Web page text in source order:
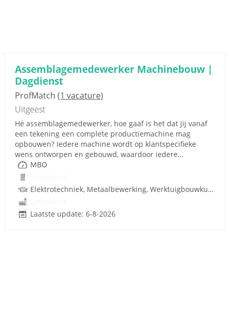
Assemblagemedewerker Machinebouw |
Dagdienst
ProfMatch (1 vacature)
Uitgeest
Hé assemblagemedewerker, hoe gaaf is het dat jij vanaf
een tekening een complete productiemachine mag
opbouwen? Iedere machine wordt op klantspecifieke
wens ontworpen en gebouwd, waardoor iedere...
MBO
Elektrotechniek, Metaalbewerking, Werktuigbouwkunde, Hydrauliek, Pneumatiek, Techniek
Laatste update: 6-8-2026